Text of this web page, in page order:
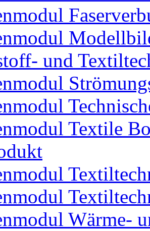
und
Textile
Wärme-